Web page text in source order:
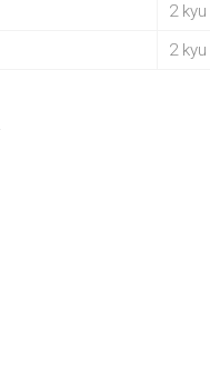
2 kyu
2 kyu